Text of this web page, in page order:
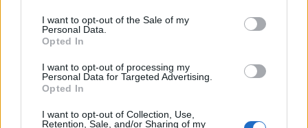
I want to opt-out of the Sale of my
Personal Data.
Opted In
I want to opt-out of processing my
Personal Data for Targeted Advertising.
Opted In
I want to opt-out of Collection, Use,
Retention, Sale, and/or Sharing of my